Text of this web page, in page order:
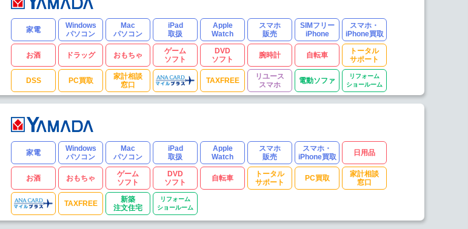
家電
Windows
パソコン
Mac
パソコン
iPad
取扱
Apple
Watch
スマホ
販売
SIMフリー
iPhone
スマホ・
iPhone買取
お酒 ドラッグ おもちゃ
ゲーム
ソフト
DVD
ソフト
腕時計 自転車
トータル
サポート
DSS PC買取
家計相談
窓口
TAXFREE
リユース
スマホ
電動ソファ
リフォーム
ショールーム
家電
Windows
パソコン
Mac
パソコン
iPad
取扱
Apple
Watch
スマホ
販売
スマホ・
iPhone買取
日用品
お酒 おもちゃ
ゲーム
ソフト
DVD
ソフト
自転車
トータル
サポート
PC買取
家計相談
窓口
TAXFREE
新築
注文住宅
リフォーム
ショールーム